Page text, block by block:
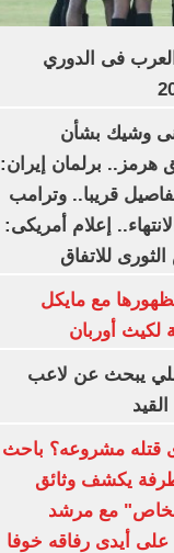
فى الدوري
وشيك بشأن
هرمز.. برلمان إيران:
قريبا.. وترامب
إعلام أمريكى:
للاتفاق
مع مايكل
لكيث أوربان
يبحث عن لاعب
قتله مشروعه؟ باحث
يكشف وثائق
مع مرشد
على أيدى رفاقه خوفا